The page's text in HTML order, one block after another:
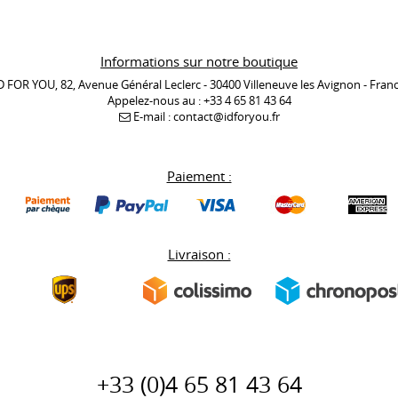
Informations sur notre boutique
FOR YOU, 82, Avenue Général Leclerc - 30400 Villeneuve les Avignon -
Appelez-nous au :+33 4 65 81 43 64
E-mail :contact@idforyou.fr
Paiement :
Livraison :
+33 (0)4 65 81 43 64